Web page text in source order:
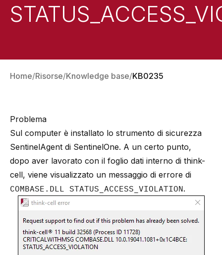
Home Risorse Knowledge base KB0235
Problema
Sul computer è installato lo strumento di sicurezza
SentinelAgent di SentinelOne. A un certo punto,
dopo aver lavorato con il foglio dati interno di think-
cell, viene visualizzato un messaggio di errore di
COMBASE.DLL STATUS_ACCESS_VIOLATION.